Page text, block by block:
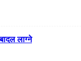
लाग्ने